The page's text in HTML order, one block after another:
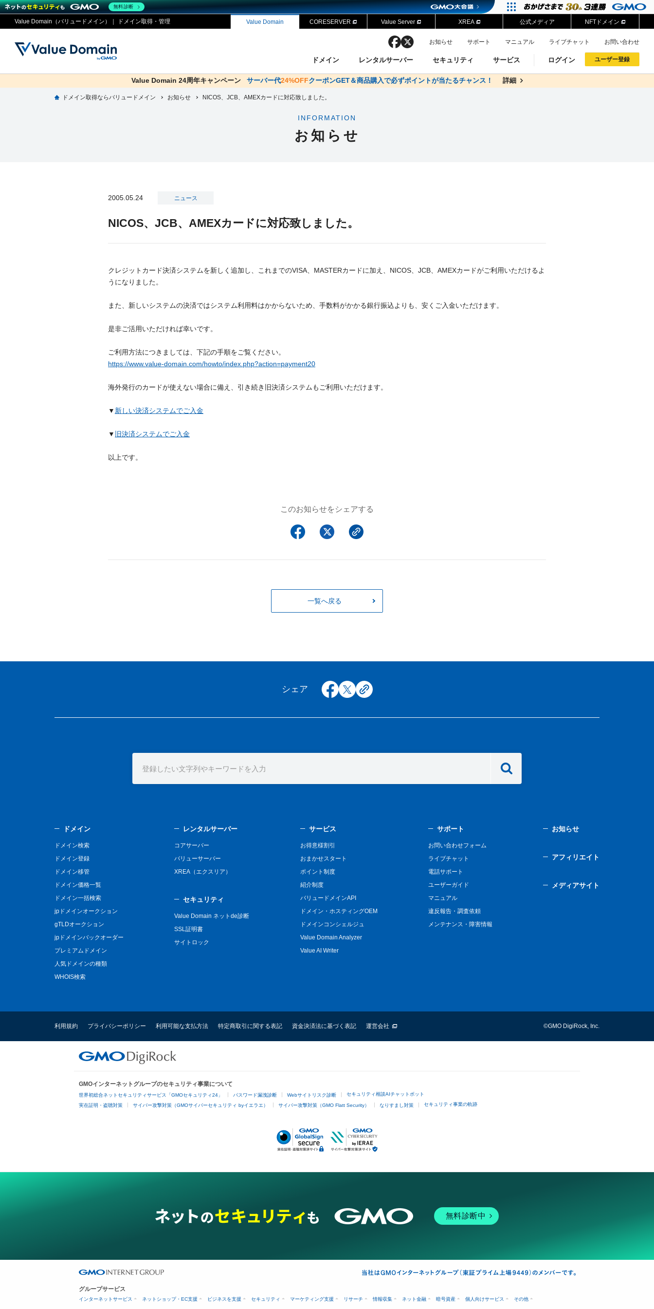
Value Domain（バリュードメイン）｜ ドメイン取得・管理 Value Domain CORESERVER Value Server XREA 公式メディア NFTドメイン
ドメイン
ドメイン ドメイン検索
レンタルサーバー
レンタルサーバー コアサーバー
セキュリティ
セキュリティ Value Domain ネットde診断
サービス
サービス お得意様割引
facebook お知らせ サポート マニュアル ライブチャット お問い合わせ
ログイン ユーザー登録
co.jpドメイン✕コアサーバーV2ビジネス応援キャンペーン サーバー料金1年間無料 詳細
Value Domain 24周年キャンペーン サーバー代24%OFFクーポンGET＆商品購入で必ずポイントが当たるチャンス！ 詳細
ドメイン取得ならバリュードメイン お知らせ NICOS、JCB、AMEXカードに対応致しました。
INFORMATION
お知らせ
2005.05.24 ニュース
NICOS、JCB、AMEXカードに対応致しました。
クレジットカード決済システムを新しく追加し、これまでのVISA、MASTERカードに加え、NICOS、JCB、AMEXカードがご利用いただけるよ
うになりました。
また、新しいシステムの決済ではシステム利用料はかからないため、手数料がかかる銀行振込よりも、安くご入金いただけます。
是非ご活用いただければ幸いです。
ご利用方法につきましては、下記の手順をご覧ください。
https://www.value-domain.com/howto/index.php?action=payment20
海外発行のカードが使えない場合に備え、引き続き旧決済システムもご利用いただけます。
▼ 新しい決済システムでご入金
▼ 旧決済システムでご入金
以上です。
このお知らせをシェアする
一覧へ戻る
シェア facebook
x copy
ドメイン
ドメイン検索
ドメイン登録
ドメイン移管
ドメイン価格一覧
ドメイン一括検索
jpドメインオークション
gTLDオークション
jpドメインバックオーダー
プレミアムドメイン
人気ドメインの種類
WHOIS検索
レンタルサーバー
コアサーバー
バリューサーバー
XREA（エクスリア）
セキュリティ
Value Domain ネットde診断
SSL証明書
サイトロック
サービス
お得意様割引
おまかせスタート
ポイント制度
紹介制度
バリュードメインAPI
ドメイン・ホスティングOEM
ドメインコンシェルジュ
Value Domain Analyzer
Value AI Writer
サポート
お問い合わせフォーム
ライブチャット
電話サポート
ユーザーガイド
マニュアル
違反報告・調査依頼
メンテナンス・障害情報
お知らせ
アフィリエイト
メディアサイト
利用規約 プライバシーポリシー 利用可能な支払方法 特定商取引に関する表記 資金決済法に基づく表記 運営会社 ©GMO DigiRock, Inc.
GMOインターネットグループのセキュリティ事業について
世界初総合ネットセキュリティサービス「GMOセキュリティ24」 パスワード漏洩診断 Webサイトリスク診断 セキュリティ相談AIチャットボット
実在証明・盗聴対策 サイバー攻撃対策（GMOサイバーセキュリティ byイエラエ） サイバー攻撃対策（GMO Flatt Security） なりすまし対策 セキュリティ事業の軌跡
無料診断中
グループサービス
インターネットサービス ネットショップ・EC支援 ビジネスを支援 セキュリティ マーケティング支援 リサーチ 情報収集 ネット金融 暗号資産 個人向けサービス その他
無料診断